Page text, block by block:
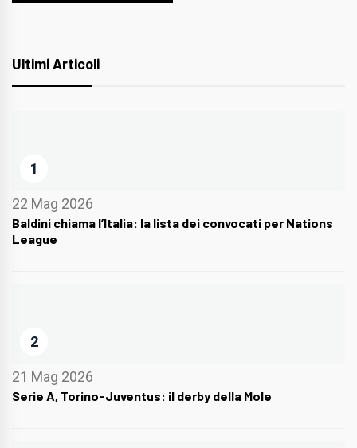
Ultimi Articoli
1
22 Mag 2026
Baldini chiama l’Italia: la lista dei convocati per Nations
League
2
21 Mag 2026
Serie A, Torino-Juventus: il derby della Mole